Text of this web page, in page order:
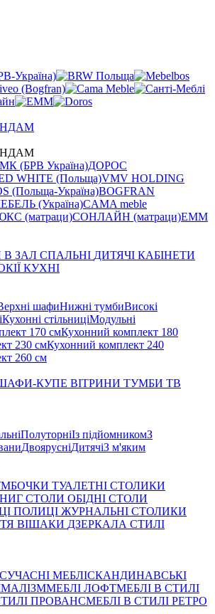
(БРВ Україна)ДОРОС
WHITE (Польща)VMV HOLDING
(Польща-Україна)BOGFRAN
(Україна)CAMA meble
(матраци)СОНЛАЙН (матраци)EMM
В ЗАЛ СПАЛЬНІ ДИТЯЧІ КАБІНЕТИ
КУХНІ
шафиНижні тумбиВисокі
Кухонні стільниціМодульні
170 смКухонний комплект 180
230 смКухонний комплект 240
260 см
КУПЕ ВІТРИНИ ТУМБИ ТВ
ПолуторніІз підйомникомЗ
ДвоярусніДитячіЗ м'яким
ТУАЛЕТНІ СТОЛИКИ
СТОЛИ ОБІДНІ СТОЛИ
ПОЛИЦІ ЖУРНАЛЬНІ СТОЛИКИ
ВІШАКИ ДЗЕРКАЛА СТИЛІ
СУЧАСНІ МЕБЛІСКАНДИНАВСЬКІ
МЕБЛІ ЛОФТМЕБЛІ В СТИЛІ
ПРОВАНСМЕБЛІ В СТИЛІ РЕТРО